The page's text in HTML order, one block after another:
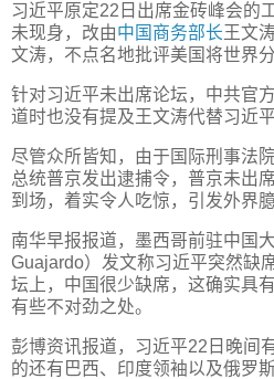
习近平原定22日出席金砖峰会的
未现身，改由中国 商务部长王文
文涛，不点名地批评美国将世界
针对习近平未出席论坛，中共官方
道时也没有提及王文涛代替习近平
尽管众所皆知，由于国际刑事法
总统普京发出逮捕令，普京未出
到场，着实令人吃惊，引发外界臆
南华早报报道，墨西哥前驻中国
Guajardo）发文称习近平突然缺
坛上，中国很少缺席，这确实具有
有些不对劲之处。
彭博资讯报道，习近平22日晚间
的还有巴西、印度领袖以及俄罗斯